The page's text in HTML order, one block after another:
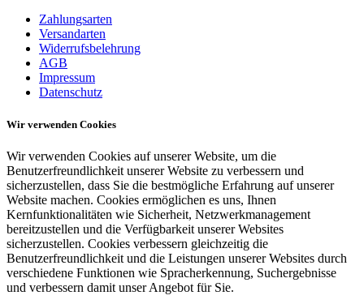
Zahlungsarten
Versandarten
Widerrufsbelehrung
AGB
Impressum
Datenschutz
Wir verwenden Cookies
Wir verwenden Cookies auf unserer Website, um die
Benutzerfreundlichkeit unserer Website zu verbessern und
sicherzustellen, dass Sie die bestmögliche Erfahrung auf unserer
Website machen. Cookies ermöglichen es uns, Ihnen
Kernfunktionalitäten wie Sicherheit, Netzwerkmanagement
bereitzustellen und die Verfügbarkeit unserer Websites
sicherzustellen. Cookies verbessern gleichzeitig die
Benutzerfreundlichkeit und die Leistungen unserer Websites durch
verschiedene Funktionen wie Spracherkennung, Suchergebnisse
und verbessern damit unser Angebot für Sie.